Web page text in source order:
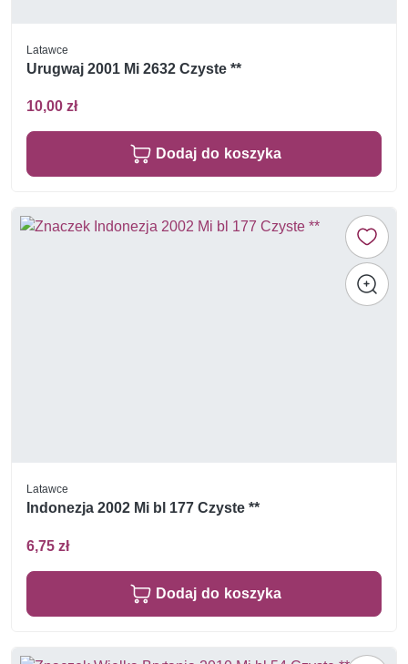
Latawce
Urugwaj 2001 Mi 2632 Czyste **
10,00 zł
Dodaj do koszyka
Latawce
Indonezja 2002 Mi bl 177 Czyste **
6,75 zł
Dodaj do koszyka